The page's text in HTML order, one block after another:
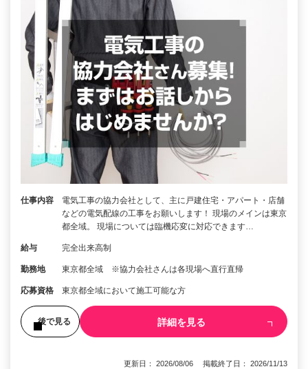
仕事内容
電気工事の協力会社として、主に戸建住宅・アパート・店舗
などの電気配線の工事をお願いします！ 現場のメインは東京
都全域。 現場については臨機応変に対応できます…
給与 完全出来高制
勤務地 東京都全域 ※協力会社さんは各現場へ直行直帰
応募資格 東京都全域において施工可能な方
後で見る 詳細を見る
更新日： 2026/08/06 掲載終了日： 2026/11/13